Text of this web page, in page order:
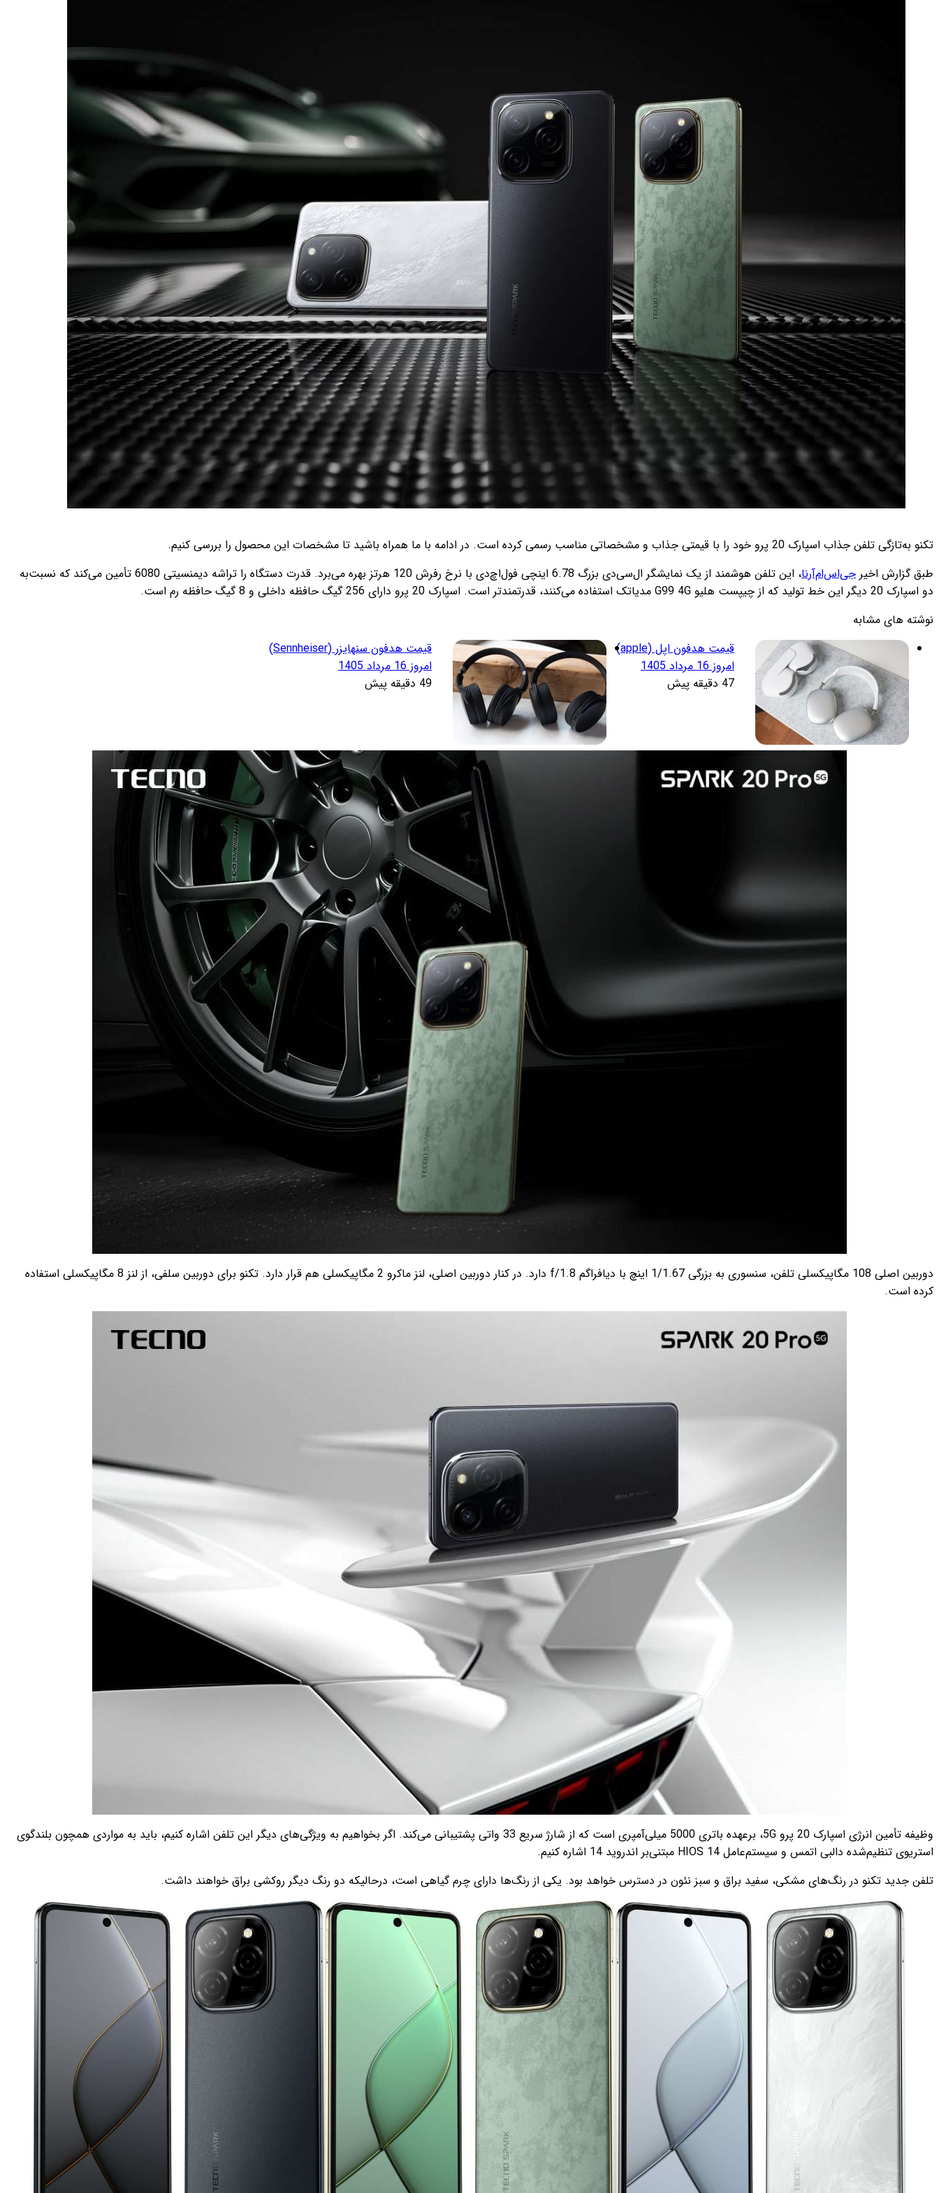
تکنو به‌تازگی تلفن جذاب اسپارک 20 پرو خود را با قیمتی جذاب و مشخصاتی مناسب رسمی کرده است. در ادامه با ما همراه باشید تا مشخصات این محصول را بررسی کنیم.
طبق گزارش اخیر جی‌اس‌ام‌آرنا
، این تلفن هوشمند از یک نمایشگر ال‌سی‌دی بزرگ 6.78 اینچی فول‌اچ‌دی با نرخ رفرش 120 هرتز بهره می‌برد. قدرت دستگاه را تراشه دیمنسیتی 6080 تأمین می‌کند که نسبت‌به
دو اسپارک 20 دیگر این خط تولید که از چیپست هلیو G99 4G مدیاتک استفاده می‌کنند، قدرتمندتر است. اسپارک 20 پرو دارای 256 گیگ حافظه داخلی و 8 گیگ حافظه رم است.
نوشته های مشابه
قیمت هدفون اپل (apple)
امروز 16 مرداد 1405
47 دقیقه پیش
قیمت هدفون سنهایزر (Sennheiser)
امروز 16 مرداد 1405
49 دقیقه پیش
دوربین اصلی 108 مگاپیکسلی تلفن، سنسوری به بزرگی 1/1.67 اینچ با دیافراگم f/1.8 دارد. در کنار دوربین اصلی، لنز ماکرو 2 مگاپیکسلی هم قرار دارد. تکنو برای دوربین سلفی، از لنز 8 مگاپیکسلی استفاده
کرده است.
وظیفه تأمین انرژی اسپارک 20 پرو 5G، برعهده باتری 5000 میلی‌آمپری است که از شارژ سریع 33 واتی پشتیبانی می‌کند. اگر بخواهیم به ویژگی‌های دیگر این تلفن اشاره کنیم، باید به مواردی همچون بلندگوی
استریوی تنظیم‌شده دالبی اتمس و سیستم‌عامل HIOS 14 مبتنی‌بر اندروید 14 اشاره کنیم.
تلفن جدید تکنو در رنگ‌های مشکی، سفید براق و سبز نئون در دسترس خواهد بود. یکی از رنگ‌ها دارای چرم گیاهی است، درحالیکه دو رنگ دیگر روکشی براق خواهند داشت.